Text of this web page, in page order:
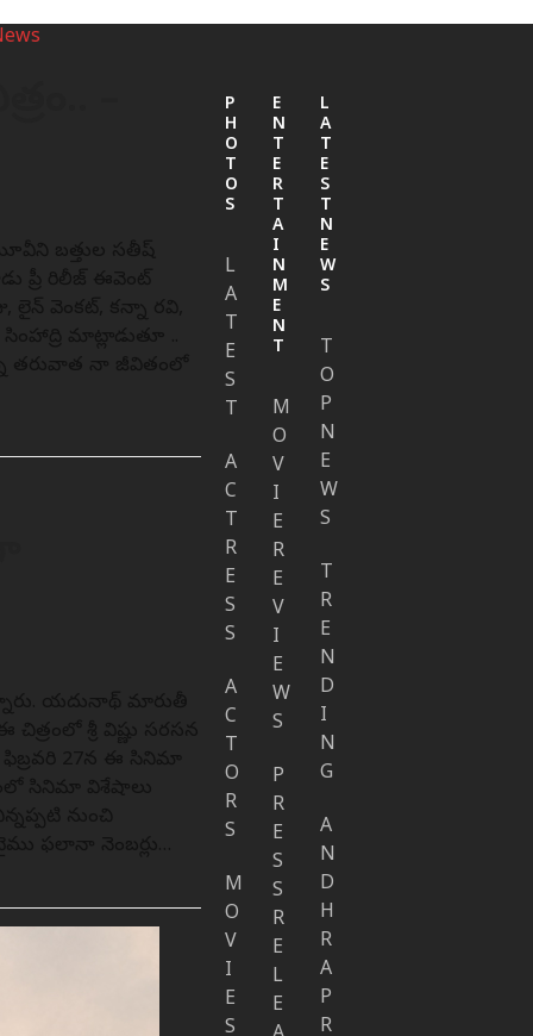
P
H
O
T
O
S
L
A
T
E
S
T
A
C
T
R
E
S
S
A
C
T
O
R
S
M
O
V
I
E
S
E
N
T
E
R
T
A
I
N
M
E
N
T
M
O
V
I
E
R
E
V
I
E
W
S
P
R
E
S
S
R
E
L
E
L
A
T
E
S
T
N
E
W
S
T
O
P
N
E
W
S
T
R
E
N
D
I
N
G
A
N
D
H
R
A
P
R